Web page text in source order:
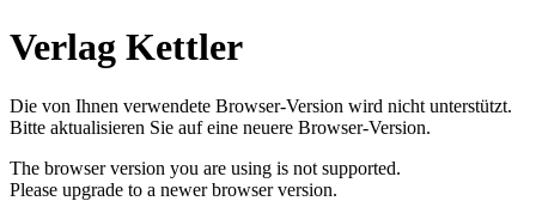
Verlag Kettler
Die von Ihnen verwendete Browser-Version wird nicht unterstützt.
Bitte aktualisieren Sie auf eine neuere Browser-Version.
The browser version you are using is not supported.
Please upgrade to a newer browser version.